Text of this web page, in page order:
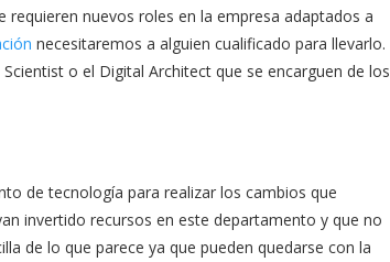
nuevos roles en la empresa adaptados a
necesitaremos a alguien cualificado para llevarlo.
o el Digital Architect que se encarguen de los
de tecnología para realizar los cambios que
invertido recursos en este departamento y que no
de lo que parece ya que pueden quedarse con la